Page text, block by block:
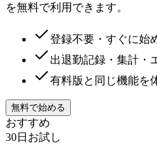
を無料で利用できます。
登録不要・すぐに始
出退勤記録・集計・
有料版と同じ機能を
無料で始める
おすすめ
30日お試し